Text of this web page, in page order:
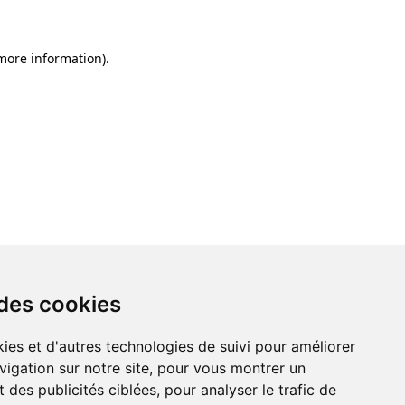
cookies
et d'autres technologies de suivi pour améliorer
sur notre site, pour vous montrer un
des publicités ciblées, pour analyser le trafic de
information).